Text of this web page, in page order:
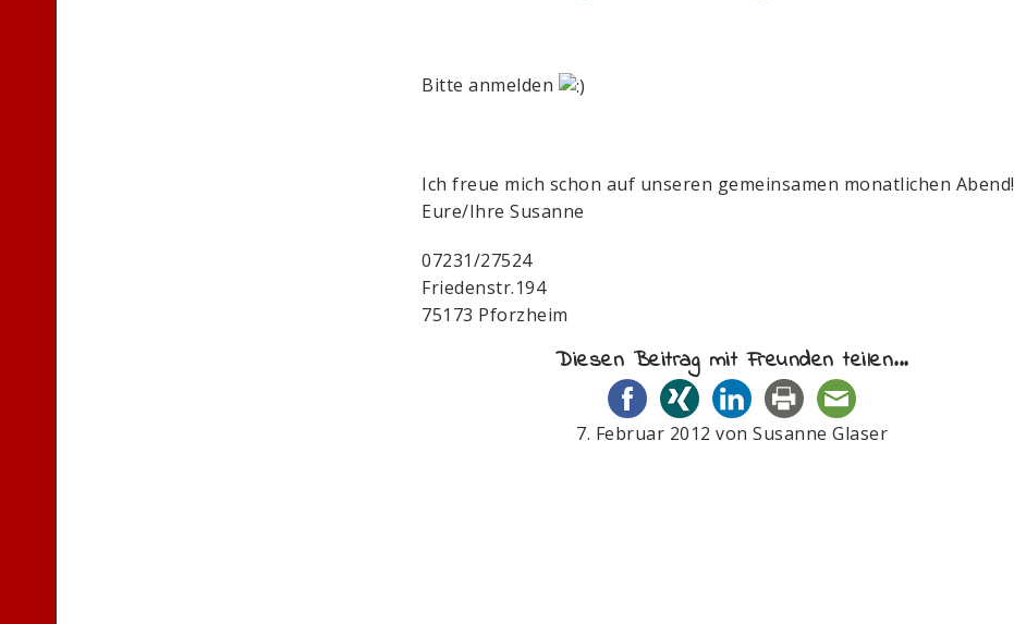
Bitte anmelden
Ich freue mich schon auf unseren gemeinsamen monatlichen Abend!
Eure/Ihre Susanne
07231/27524
Friedenstr.194
75173 Pforzheim
Diesen Beitrag mit Freunden teilen...
7. Februar 2012 von Susanne Glaser